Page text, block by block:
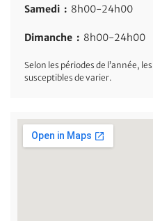
Samedi : 8h00-24h00
Dimanche : 8h00-24h00
Selon les périodes de l’année,
susceptibles de varier.